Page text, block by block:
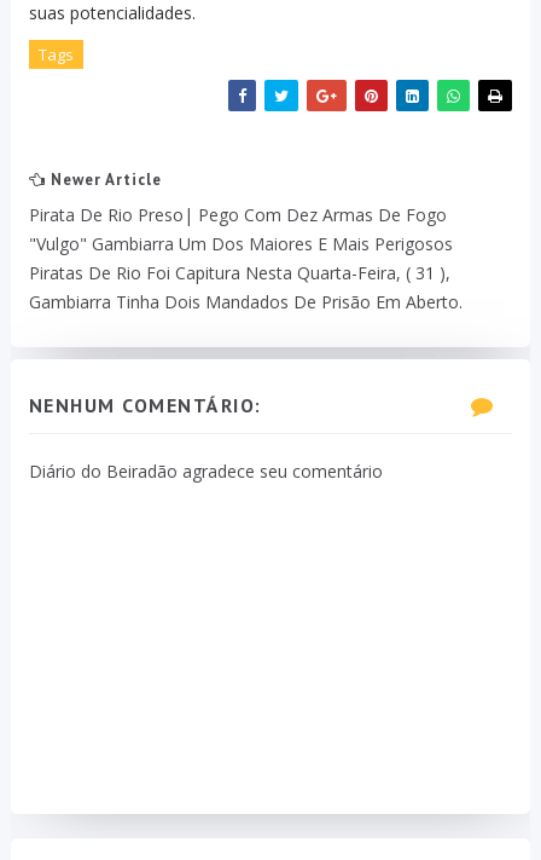
suas potencialidades.
Tags
Newer Article
Pirata De Rio Preso| Pego Com Dez Armas De Fogo
"vulgo" Gambiarra Um Dos Maiores E Mais Perigosos
Piratas De Rio Foi Capitura Nesta Quarta-Feira, ( 31 ),
Gambiarra Tinha Dois Mandados De Prisão Em Aberto.
NENHUM COMENTÁRIO:
Diário do Beiradão agradece seu comentário